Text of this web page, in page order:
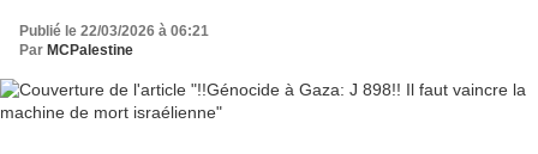
Publié le 22/03/2026 à 06:21
Par MCPalestine